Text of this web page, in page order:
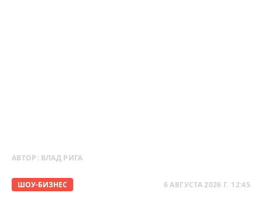
АВТОР: ВЛАД РИГА
ШОУ-БИЗНЕС 6 АВГУСТА 2026 Г. 12:45